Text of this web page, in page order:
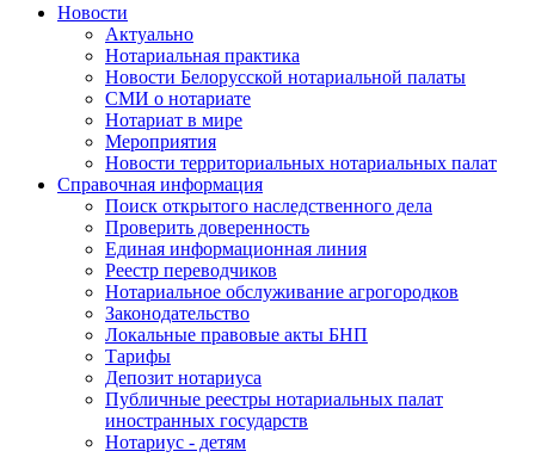
Новости
Актуально
Нотариальная практика
Новости Белорусской нотариальной палаты
СМИ о нотариате
Нотариат в мире
Мероприятия
Новости территориальных нотариальных палат
Справочная информация
Поиск открытого наследственного дела
Проверить доверенность
Единая информационная линия
Реестр переводчиков
Нотариальное обслуживание агрогородков
Законодательство
Локальные правовые акты БНП
Тарифы
Депозит нотариуса
Публичные реестры нотариальных палат
иностранных государств
Нотариус - детям